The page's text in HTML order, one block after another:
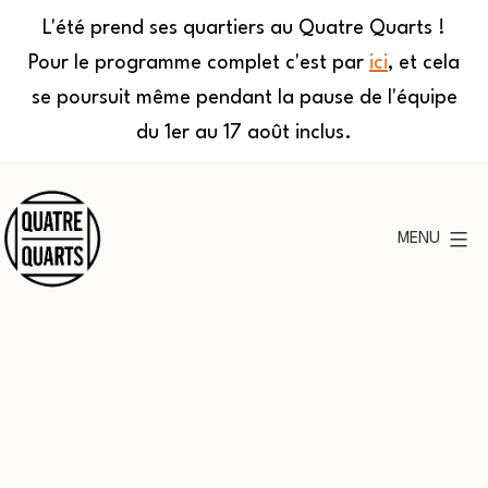
L'été prend ses quartiers au Quatre Quarts !
Pour le programme complet c'est par ici, et cela
se poursuit même pendant la pause de l'équipe
du 1er au 17 août inclus.
au
contenu
MENU